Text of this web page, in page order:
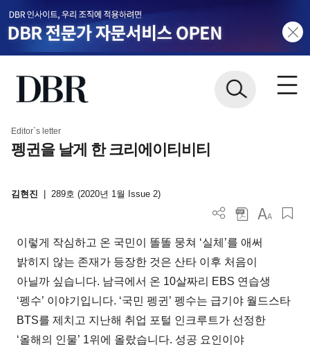
Editor`s letter
펭귄을 날게 한 크리에이티비티
김현진 289호 (2020년 1월 Issue 2)
이렇게 작심하고 온 국민이 똘똘 뭉쳐 ‘실체’를 애써
밝히지 않는 존재가 등장한 것은 산타 이후 처음이
아닐까 싶습니다. 남극에서 온 10살짜리 EBS 연습생
‘펭수’ 이야기입니다. ‘국민 펭귄’ 펭수는 급기야 월드스타
BTS를 제치고 지난해 취업 포털 인크루트가 선정한
‘올해의 인물’ 1위에 올랐습니다. 성공 요인이야